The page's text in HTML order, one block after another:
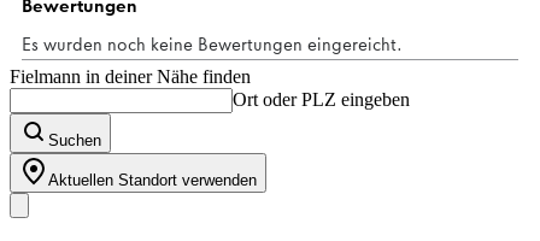
Bewertungen
Fielmann in deiner Nähe finden
Ort oder PLZ eingeben
Suchen
Aktuellen Standort verwenden